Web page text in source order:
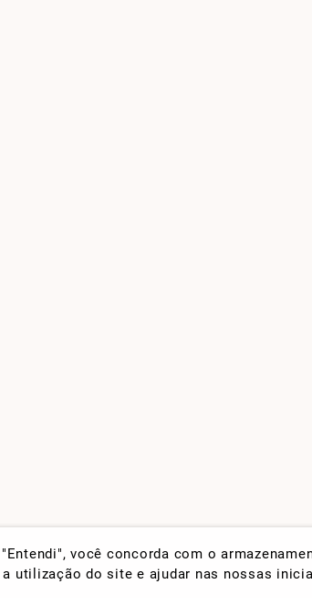
você concorda com o
utilização do site e ajudar nas nossas